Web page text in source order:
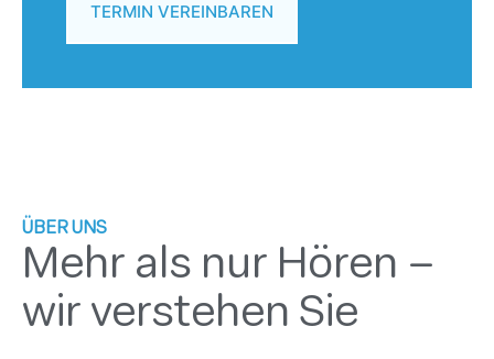
TERMIN VEREINBAREN
ÜBER UNS
Mehr als nur Hören –
wir verstehen Sie